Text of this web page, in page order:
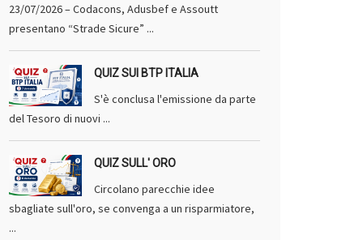
23/07/2026 – Codacons, Adusbef e Assoutt
presentano “Strade Sicure” ...
QUIZ SUI BTP ITALIA
S'è conclusa l'emissione da parte
del Tesoro di nuovi ...
QUIZ SULL' ORO
Circolano parecchie idee
sbagliate sull'oro, se convenga a un risparmiatore,
...